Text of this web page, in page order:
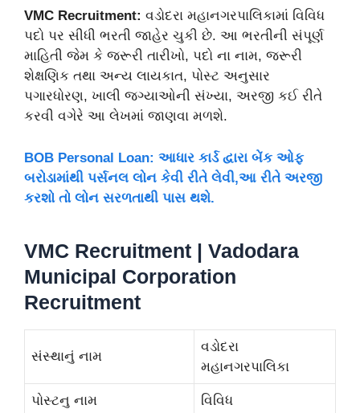
VMC Recruitment: વડોદરા મહાનગરપાલિકામાં વિવિધ
પદો પર સીધી ભરતી જાહેર ચુકી છે. આ ભરતીની સંપૂર્ણ
માહિતી જેમ કે જરૂરી તારીખો, પદો ના નામ, જરૂરી
શેક્ષણિક તથા અન્ય લાયકાત, પોસ્ટ અનુસાર
પગારધોરણ, ખાલી જગ્યાઓની સંખ્યા, અરજી કઈ રીતે
કરવી વગેરે આ લેખમાં જાણવા મળશે.
BOB Personal Loan: આધાર કાર્ડ દ્વારા બેંક ઓફ
બરોડામાંથી પર્સનલ લોન કેવી રીતે લેવી,આ રીતે અરજી
કરશો તો લોન સરળતાથી પાસ થશે.
VMC Recruitment | Vadodara
Municipal Corporation
Recruitment
સંસ્થાનું નામ
વડોદરા
મહાનગરપાલિકા
પોસ્ટનુ નામ વિવિધ